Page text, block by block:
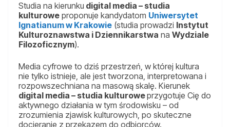
Studia na kierunku digital media – studia
kulturowe proponuje kandydatom Uniwersytet
Ignatianum w Krakowie (studia prowadzi Instytut
Kulturoznawstwa i Dziennikarstwa na Wydziale
Filozoficznym).
Media cyfrowe to dziś przestrzeń, w której kultura
nie tylko istnieje, ale jest tworzona, interpretowana i
rozpowszechniana na masową skalę. Kierunek
digital media – studia kulturoweprzygotuje Cię do
aktywnego działania w tym środowisku – od
zrozumienia zjawisk kulturowych, po skuteczne
docieranie z przekazem do odbiorców.